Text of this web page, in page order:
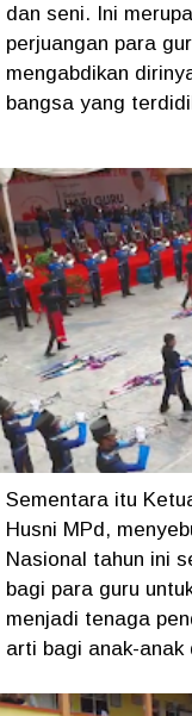
dan seni. Ini
perjuangan para
mengabdikan
bangsa yang
Sementara itu
Husni MPd,
Nasional tahun ini
bagi para guru
menjadi tenaga
arti bagi anak-anak